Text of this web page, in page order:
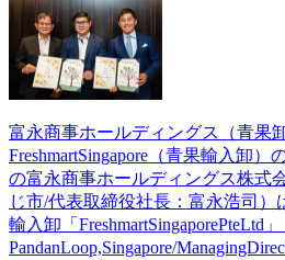
富永商事ホールディングス（青果
FreshmartSingapore（青果輸入卸
の富永商事ホールディングス株式
じ市/代表取締役社長：富永浩司
輸入卸「FreshmartSingaporePteLtd」
PandanLoop,Singapore/